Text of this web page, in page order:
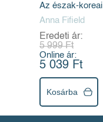
Az észak-koreai
diktátor
Anna Fifield
Eredeti ár:
5 999 Ft
Online ár:
5 039 Ft
Kosárba